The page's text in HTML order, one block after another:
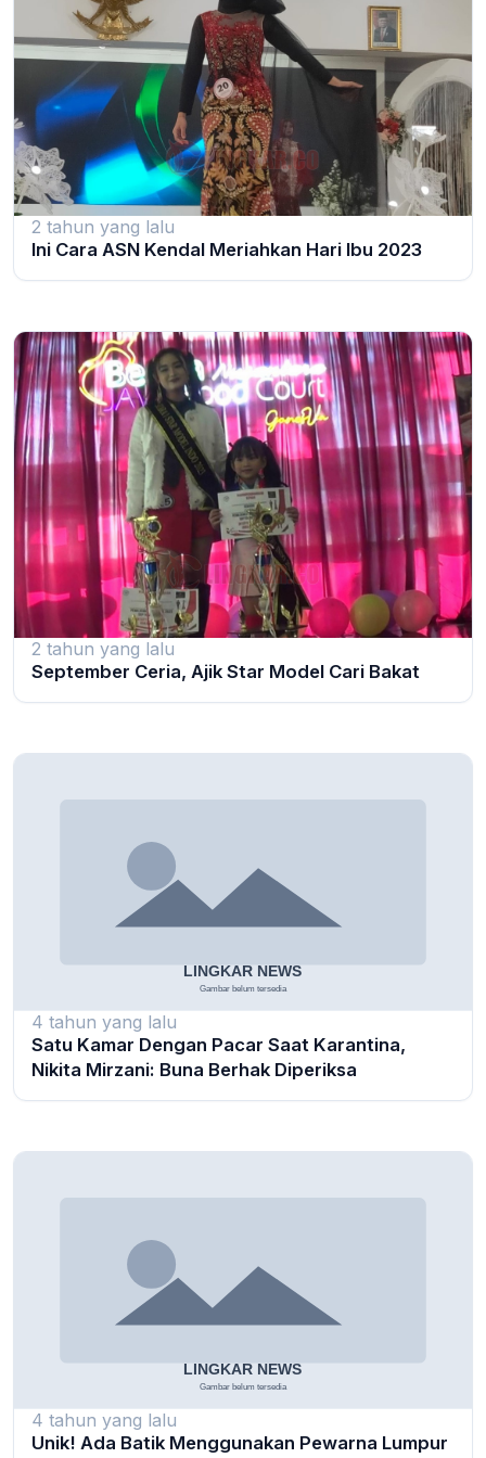
2 tahun yang lalu
Ini Cara ASN Kendal Meriahkan Hari Ibu 2023
2 tahun yang lalu
September Ceria, Ajik Star Model Cari Bakat
4 tahun yang lalu
Satu Kamar Dengan Pacar Saat Karantina,
Nikita Mirzani: Buna Berhak Diperiksa
4 tahun yang lalu
Unik! Ada Batik Menggunakan Pewarna Lumpur